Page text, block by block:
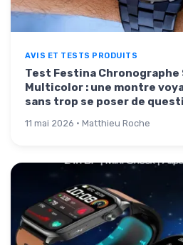
AVIS ET TESTS PRODUITS
Test Festina Chronographe
Multicolor : une montre
sans trop se poser de
11 mai 2026 · Matthieu Roche